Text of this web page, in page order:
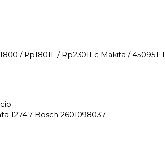
/ Rp1801F / Rp2301Fc Makita / 450951-1
1274.7 Bosch 2601098037